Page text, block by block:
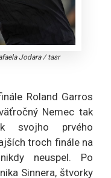
Jodara/tasr
Roland Garros
Nemec tak
svojho prvého
troch finále na
neuspel. Po
Sinnera, štvorky